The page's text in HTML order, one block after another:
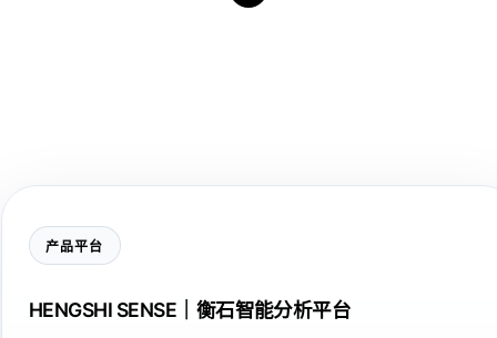
产品平台
HENGSHI SENSE｜衡石智能分析平台